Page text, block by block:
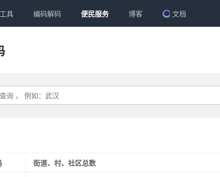
具 编码解码 便民服务 博客 文档
街道、村、社区总数